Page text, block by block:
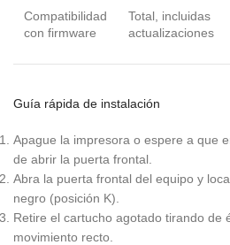
Compatibilidad
con firmware
Total, incluidas
actualizaciones
Guía rápida de instalación
Apague la impresora o espere a que
de abrir la puerta frontal.
Abra la puerta frontal del equipo y
negro (posición K).
Retire el cartucho agotado tirando de
movimiento recto.